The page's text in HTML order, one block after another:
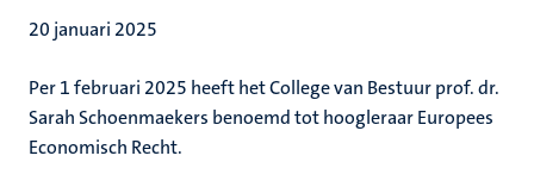
20 januari 2025
Per 1 februari 2025 heeft het College van Bestuur prof. dr.
Sarah Schoenmaekers benoemd tot hoogleraar Europees
Economisch Recht.